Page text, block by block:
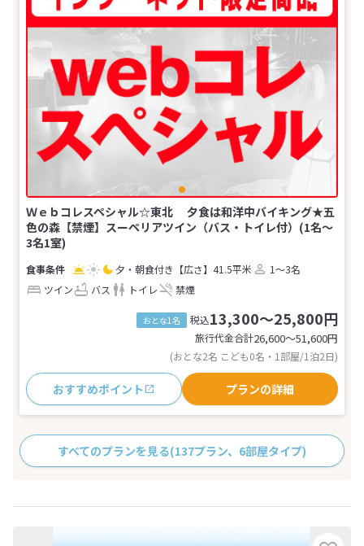
Ｗｅｂコレスペシャル☆東北 夕食は和洋中バイキング★五
色の森【禁煙】スーペリアツイン（バス・トイレ付）(1名～
3名1室)
夕・朝食付き 【広さ】41.5平米
1～3名
ツイン
バス トイレ 禁煙
おとな1名 税込13,300～25,800円
旅行代金合計26,600〜51,600円
(おとな2名 こども0名・1部屋/1泊2日)
おすすめポイント プランの詳細
すべてのプランを見る(137プラン、6部屋タイプ)